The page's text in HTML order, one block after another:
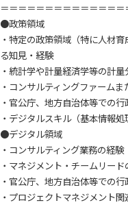
＝＝＝＝＝＝＝＝＝＝＝＝＝
●政策領域
・特定の政策領域（特に人材
る知見・経験
・統計学や計量経済学等の計
・コンサルティングファーム
・官公庁、地方自治体等での
・デジタルスキル（基本情報
●デジタル領域
・コンサルティング業務の経験
・マネジメント・チームリー
・官公庁、地方自治体等での
・プロジェクトマネジメント